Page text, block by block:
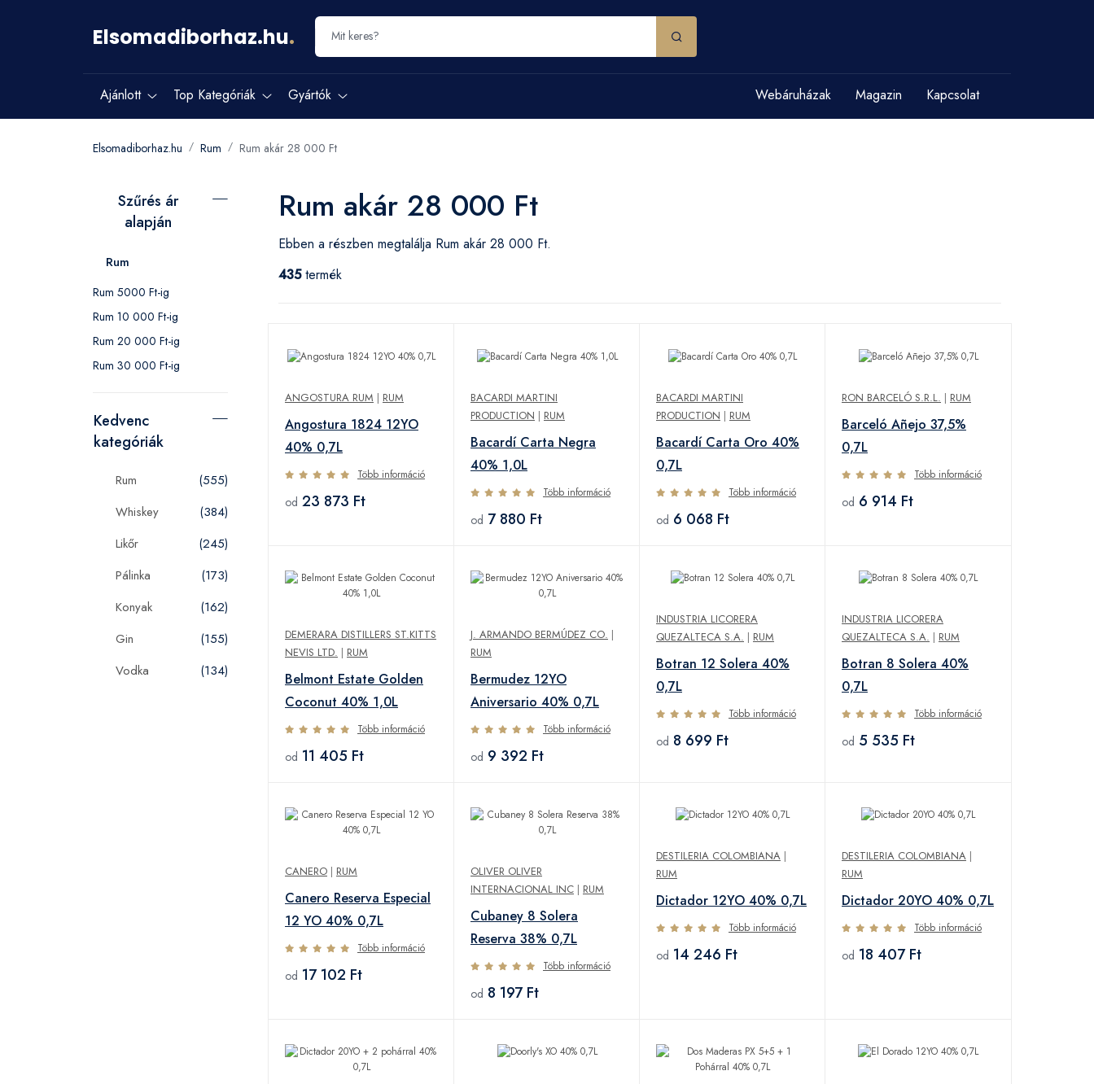
Elsomadiborhaz.hu.
Ajánlott Top Kategóriák Gyártók Webáruházak Magazin Kapcsolat
Elsomadiborhaz.hu Rum Rum akár 28 000 Ft
Szűrés ár
alapján
Rum
Rum 5000 Ft-ig
Rum 10 000 Ft-ig
Rum 20 000 Ft-ig
Rum 30 000 Ft-ig
Kedvenc
kategóriák
Rum
(555)
Whiskey
(384)
Likőr
(245)
Pálinka
(173)
Konyak
(162)
Gin
(155)
Vodka
(134)
Rum akár 28 000 Ft
Ebben a részben megtalálja Rum akár 28 000 Ft.
435termék
ANGOSTURA RUM | RUM
Angostura 1824 12YO
40% 0,7L
Több információ
od 23 873 Ft
BACARDI MARTINI
PRODUCTION | RUM
Bacardí Carta Negra
40% 1,0L
Több információ
od 7 880 Ft
BACARDI MARTINI
PRODUCTION | RUM
Bacardí Carta Oro 40%
0,7L
Több információ
od 6 068 Ft
RON BARCELÓ S.R.L. | RUM
Barceló Añejo 37,5%
0,7L
Több információ
od 6 914 Ft
DEMERARA DISTILLERS ST.KITTS
NEVIS LTD. | RUM
Belmont Estate Golden
Coconut 40% 1,0L
Több információ
od 11 405 Ft
J. ARMANDO BERMÚDEZ CO. |
RUM
Bermudez 12YO
Aniversario 40% 0,7L
Több információ
od 9 392 Ft
INDUSTRIA LICORERA
QUEZALTECA S.A. | RUM
Botran 12 Solera 40%
0,7L
Több információ
od 8 699 Ft
INDUSTRIA LICORERA
QUEZALTECA S.A. | RUM
Botran 8 Solera 40%
0,7L
Több információ
od 5 535 Ft
CANERO | RUM
Canero Reserva Especial
12 YO 40% 0,7L
Több információ
od 17 102 Ft
OLIVER OLIVER
INTERNACIONAL INC | RUM
Cubaney 8 Solera
Reserva 38% 0,7L
Több információ
od 8 197 Ft
DESTILERIA COLOMBIANA |
RUM
Dictador 12YO 40% 0,7L
Több információ
od 14 246 Ft
DESTILERIA COLOMBIANA |
RUM
Dictador 20YO 40% 0,7L
Több információ
od 18 407 Ft